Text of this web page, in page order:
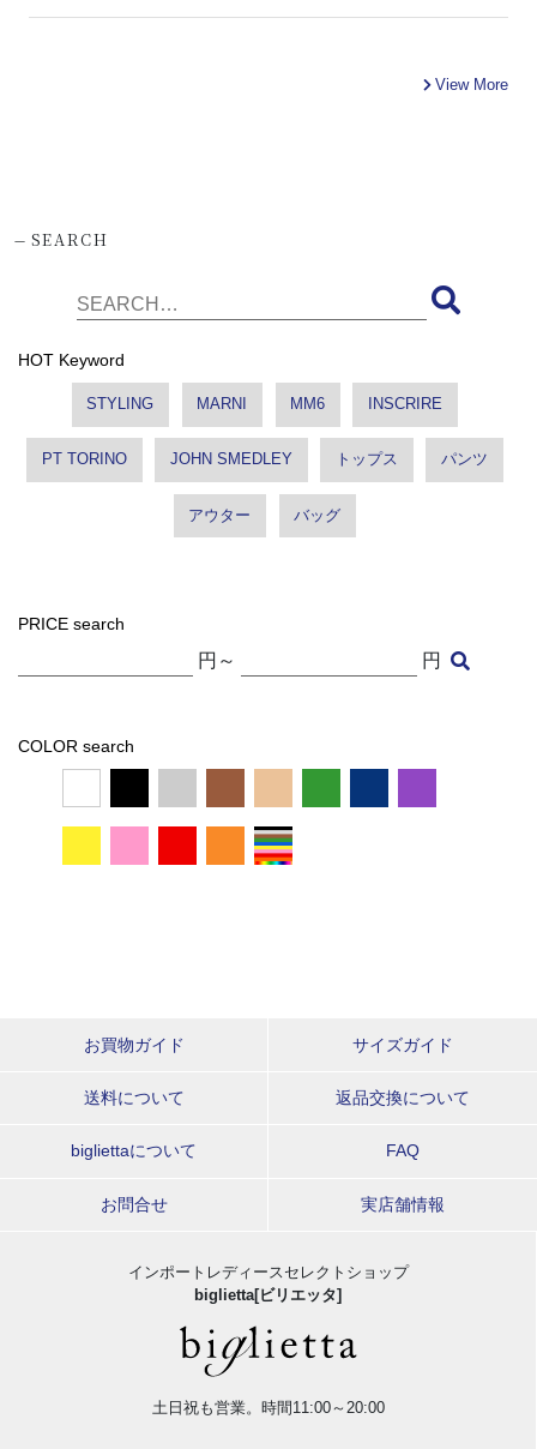
View More
-SEARCH
HOT Keyword
STYLING MARNI MM6 INSCRIRE
PT TORINO JOHN SMEDLEY トップス パンツ
アウター バッグ
PRICE search
円～ 円
COLOR search
お買物ガイド サイズガイド
送料について 返品交換について
bigliettaについて FAQ
お問合せ 実店舗情報
インポートレディースセレクトショップ
biglietta[ビリエッタ]
土日祝も営業。時間11:00～20:00